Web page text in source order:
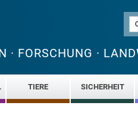
· FORSCHUNG ·
TIERE SICHERHEIT